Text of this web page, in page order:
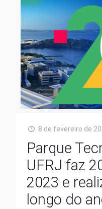
8 de fevereiro de
Parque
UFRJ faz
2023 e
longo do